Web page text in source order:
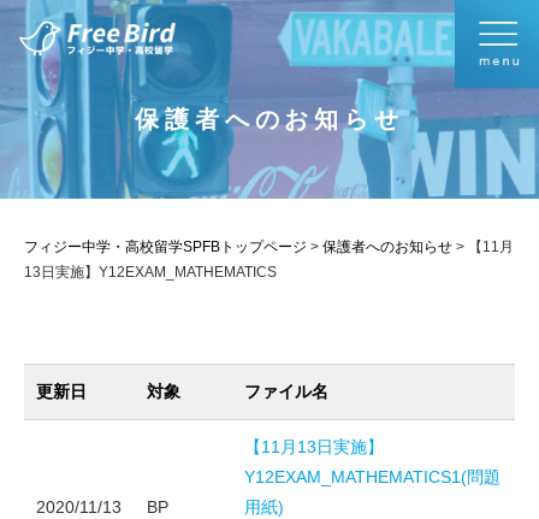
保護者へのお知らせ
フィジー中学・高校留学SPFBトップページ > 保護者へのお知らせ >
【11月
13日実施】Y12EXAM_MATHEMATICS
更新日 対象 ファイル名
2020/11/13
BP
【11月13日実施】
Y12EXAM_MATHEMATICS1(問題
用紙)